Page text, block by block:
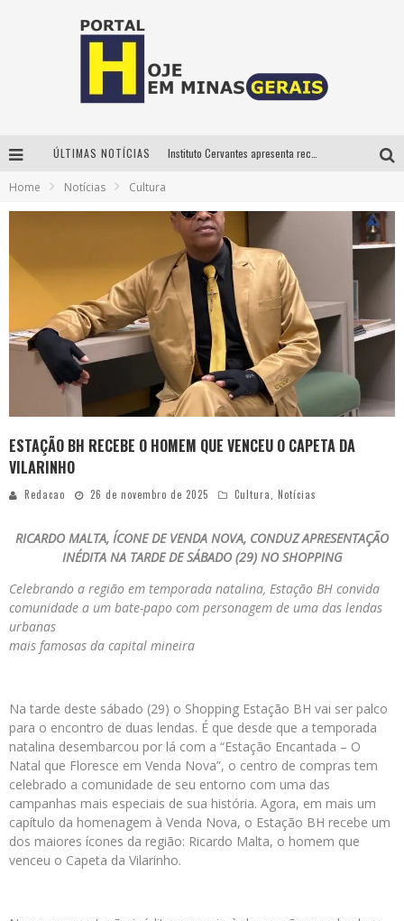
ÚLTIMAS NOTÍCIAS
Home Notícias Cultura
ESTAÇÃO BH RECEBE O HOMEM QUE VENCEU O CAPETA DA
VILARINHO
Redacao 26 de novembro de 2025 Cultura, Notícias
RICARDO MALTA, ÍCONE DE VENDA NOVA, CONDUZ APRESENTAÇÃO
INÉDITA NA TARDE DE SÁBADO (29) NO SHOPPING
Celebrando a região em temporada natalina, Estação BH convida
comunidade a um bate-papo com personagem de uma das lendas
urbanas
mais famosas da capital mineira
Na tarde deste sábado (29) o Shopping Estação BH vai ser palco
para o encontro de duas lendas. É que desde que a temporada
natalina desembarcou por lá com a “Estação Encantada – O
Natal que Floresce em Venda Nova”, o centro de compras tem
celebrado a comunidade de seu entorno com uma das
campanhas mais especiais de sua história. Agora, em mais um
capítulo da homenagem à Venda Nova, o Estação BH recebe um
dos maiores ícones da região: Ricardo Malta, o homem que
venceu o Capeta da Vilarinho.